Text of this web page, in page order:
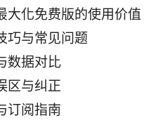
大化免费版的使用价值
巧与常见问题
数据对比
区与纠正
订阅指南